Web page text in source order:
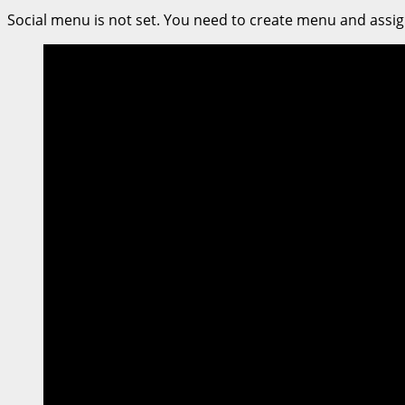
Social menu is not set. You need to create menu and